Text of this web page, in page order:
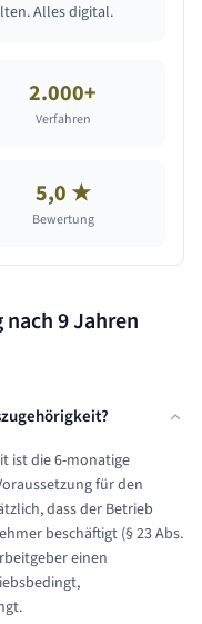
Alles digital.
2.000+
Verfahren
5,0 ★
Bewertung
nach9 Jahren
ist die 6-monatige
für den
dass der Betrieb
beschäftigt (§ 23 Abs.
einen